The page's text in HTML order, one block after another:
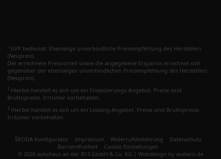
1 UVP bedeutet: Ehemalige unverbindliche Preisempfehlung des Herstellers
(Neupreis).
Der errechnete Preisvorteil sowie die angegebene Ersparnis errechnet sich
gegenüber der ehemaligen unverbindlichen Preisempfehlung des Herstellers
(Neupreis).
2 Hierbei handelt es sich um ein Finanzierungs-Angebot. Preise sind
Bruttopreise. Irrtümer vorbehalten.
3 Hierbei handelt es sich um ein Leasing-Angebot. Preise sind Bruttopreise.
Irrtümer vorbehalten.
ŠKODA Konfigurator Impressum Widerrufsbelehrung
Datenschutz
Barrierefreiheit
Cookie Einstellungen
© 2026 autohaus an der B13 GmbH & Co. KG | Webdesign by audaris.de